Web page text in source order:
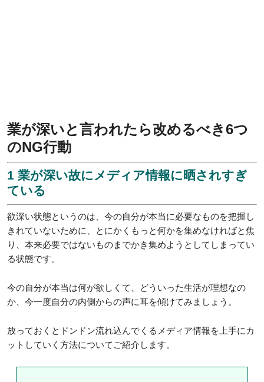
業が深いと言われたら改めるべき6つ
のNG行動
1 業が深い故にメディア情報に晒されすぎ
ている
欲深い状態というのは、今の自分が本当に必要なものを把握し
きれていないために、とにかくもっと何かを集めなければと焦
り、本来必要ではないものまでかき集めようとしてしまってい
る状態です。
今の自分が本当は何が欲しくて、どういった生活が理想なの
か、今一度自分の内側からの声に耳を傾けてみましょう。
放っておくとドンドン流れ込んでくるメディア情報を上手にカ
ットしていく方法についてご紹介します。